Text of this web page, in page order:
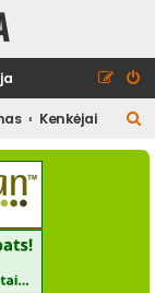
Kenkėjai
e